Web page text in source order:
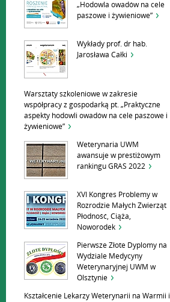
„Hodowla owadów na cele
paszowe i żywieniowe”
Wykłady prof. dr hab.
Jarosława Całki
Warsztaty szkoleniowe w zakresie
współpracy z gospodarką pt. „Praktyczne
aspekty hodowli owadów na cele paszowe i
żywieniowe”
Weterynaria UWM
awansuje w prestiżowym
rankingu GRAS 2022
XVI Kongres Problemy w
Rozrodzie Małych Zwierząt
Płodność, Ciąża,
Noworodek
Pierwsze Złote Dyplomy na
Wydziale Medycyny
Weterynaryjnej UWM w
Olsztynie
Kształcenie Lekarzy Weterynarii na Warmii i